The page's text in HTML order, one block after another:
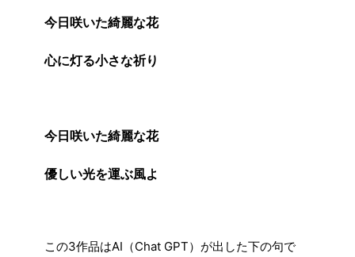
今日咲いた綺麗な花
心に灯る小さな祈り
今日咲いた綺麗な花
優しい光を運ぶ風よ
この3作品はAI（Chat GPT）が出した下の句で